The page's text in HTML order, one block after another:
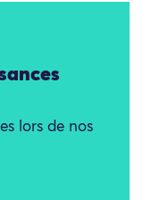
lors de nos